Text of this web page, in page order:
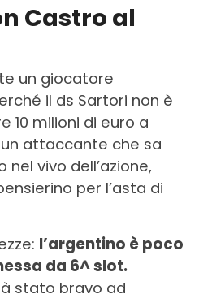
Castro al
un giocatore
il ds Sartori non è
10 milioni di euro a
un attaccante che sa
vivo dell’azione,
per l’asta di
l’argentino è poco
da 6^ slot.
stato bravo ad